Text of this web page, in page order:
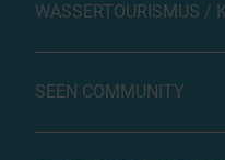
WASSERTOURISMUS /
SEEN COMMUNITY